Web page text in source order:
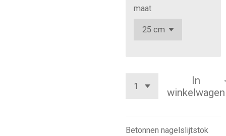
maat
In
winkelwagen
Betonnen nagelslijtstok